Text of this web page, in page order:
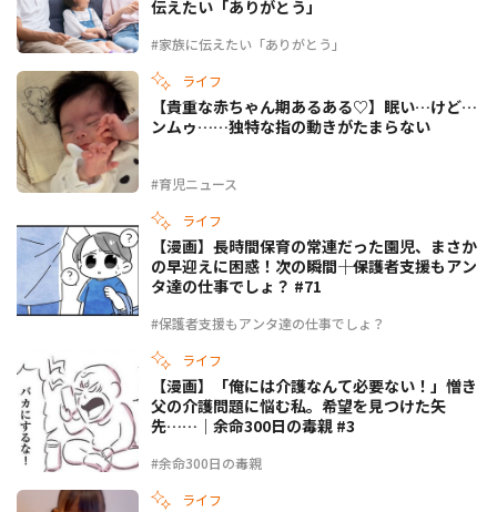
#家族に伝えたい「ありがとう」
伝えたい「ありがとう」
ライフ
#育児ニュース
【貴重な赤ちゃん期あるある♡】眠い…けど…
ンムゥ……独特な指の動きがたまらない
ライフ
#保護者支援もアンタ達の仕事でしょ？
【漫画】長時間保育の常連だった園児、まさか
の早迎えに困惑！次の瞬間――｜保護者支援もアン
タ達の仕事でしょ？ #71
ライフ
#余命300日の毒親
【漫画】「俺には介護なんて必要ない！」憎き
父の介護問題に悩む私。希望を見つけた矢
先……｜余命300日の毒親 #3
ライフ